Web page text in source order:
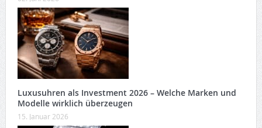
Luxusuhren als Investment 2026 – Welche Marken und
Modelle wirklich überzeugen
15. Januar 2026